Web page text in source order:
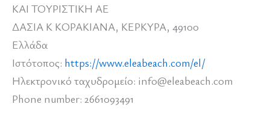
ΚΑΙ ΤΟΥΡΙΣΤΙΚΗ ΑΕ
ΔΑΣΙΑ Κ ΚΟΡΑΚΙΑΝΑ, ΚΕΡΚΥΡΑ, 49100
Ελλάδα
Ιστότοπος: https://www.eleabeach.com/el/
Ηλεκτρονικό ταχυδρομείο: info@eleabeach.com
Phone number: 2661093491